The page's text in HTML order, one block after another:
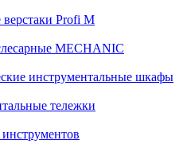
Profi M
MECHANIC
инструментальные шкафы
тележки